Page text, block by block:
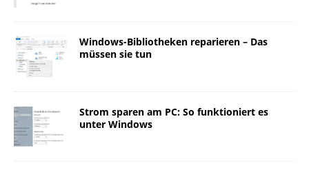
Windows-Bibliotheken reparieren – Das
müssen sie tun
Strom sparen am PC: So funktioniert es
unter Windows